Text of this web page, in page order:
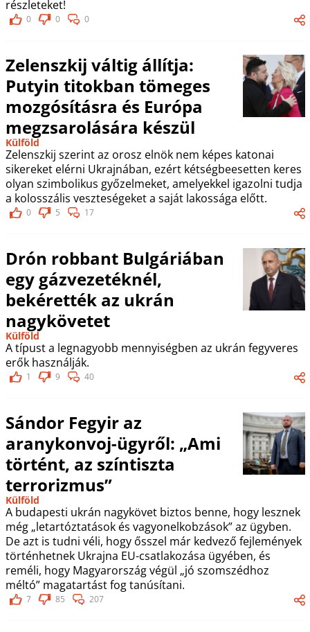
részleteket!
0 0 0
Zelenszkij váltig állítja:
Putyin titokban tömeges
mozgósításra és Európa
megzsarolására készül
Külföld
Zelenszkij szerint az orosz elnök nem képes katonai
sikereket elérni Ukrajnában, ezért kétségbeesetten keres
olyan szimbolikus győzelmeket, amelyekkel igazolni tudja
a kolosszális veszteségeket a saját lakossága előtt.
0 5 17
Drón robbant Bulgáriában
egy gázvezetéknél,
bekérették az ukrán
nagykövetet
Külföld
A típust a legnagyobb mennyiségben az ukrán fegyveres
erők használják.
1 9 40
Sándor Fegyir az
aranykonvoj-ügyről: „Ami
történt, az színtiszta
terrorizmus”
Külföld
A budapesti ukrán nagykövet biztos benne, hogy lesznek
még „letartóztatások és vagyonelkobzások” az ügyben.
De azt is tudni véli, hogy ősszel már kedvező fejlemények
történhetnek Ukrajna EU-csatlakozása ügyében, és
reméli, hogy Magyarország végül „jó szomszédhoz
méltó” magatartást fog tanúsítani.
7 85 207